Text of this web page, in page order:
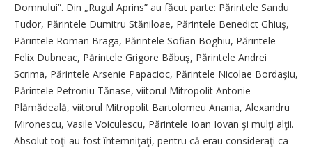
Domnului”. Din „Rugul Aprins” au făcut parte: Părintele Sandu
Tudor, Părintele Dumitru Stăniloae, Părintele Benedict Ghiuş,
Părintele Roman Braga, Părintele Sofian Boghiu, Părintele
Felix Dubneac, Părintele Grigore Băbuş, Părintele Andrei
Scrima, Părintele Arsenie Papacioc, Părintele Nicolae Bordașiu,
Părintele Petroniu Tănase, viitorul Mitropolit Antonie
Plămădeală, viitorul Mitropolit Bartolomeu Anania, Alexandru
Mironescu, Vasile Voiculescu, Părintele Ioan Iovan şi mulţi alţii.
Absolut toţi au fost întemniţaţi, pentru că erau consideraţi ca